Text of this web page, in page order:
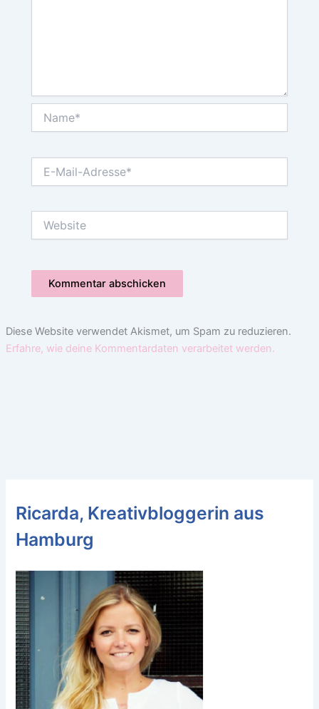
Mail-
Diese Website verwendet Akismet, um Spam zu reduzieren.
Erfahre, wie deine Kommentardaten verarbeitet werden.
Ricarda, Kreativbloggerin aus
Hamburg